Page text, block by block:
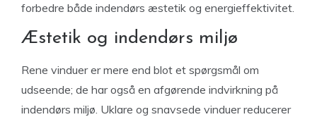
forbedre både indendørs æstetik og energieffektivitet.
Æstetik og indendørs miljø
Rene vinduer er mere end blot et spørgsmål om
udseende; de har også en afgørende indvirkning på
indendørs miljø. Uklare og snavsede vinduer reducerer